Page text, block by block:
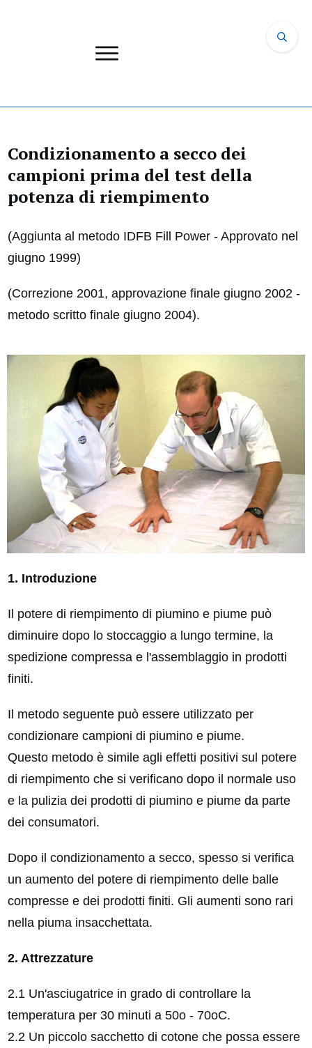
Condizionamento a secco dei
campioni prima del test della
potenza di riempimento
(Aggiunta al metodo IDFB Fill Power - Approvato nel
giugno 1999)
(Correzione 2001, approvazione finale giugno 2002 -
metodo scritto finale giugno 2004).
1. Introduzione
Il potere di riempimento di piumino e piume può
diminuire dopo lo stoccaggio a lungo termine, la
spedizione compressa e l'assemblaggio in prodotti
finiti.
Il metodo seguente può essere utilizzato per
condizionare campioni di piumino e piume.
Questo metodo è simile agli effetti positivi sul potere
di riempimento che si verificano dopo il normale uso
e la pulizia dei prodotti di piumino e piume da parte
dei consumatori.
Dopo il condizionamento a secco, spesso si verifica
un aumento del potere di riempimento delle balle
compresse e dei prodotti finiti. Gli aumenti sono rari
nella piuma insacchettata.
2. Attrezzature
2.1 Un'asciugatrice in grado di controllare la
temperatura per 30 minuti a 50o - 70oC.
2.2 Un piccolo sacchetto di cotone che possa essere